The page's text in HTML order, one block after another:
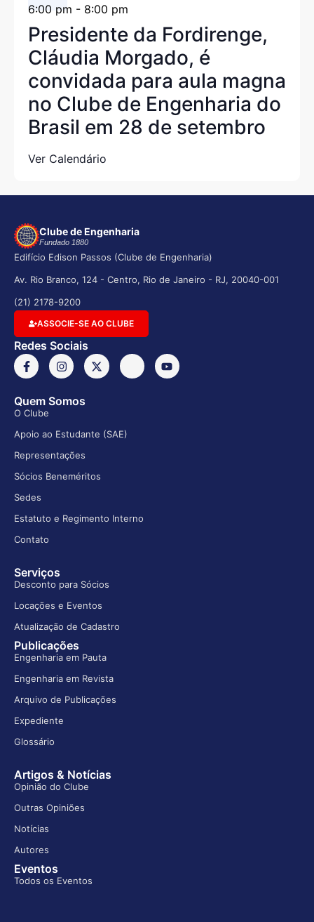
6:00 pm - 8:00 pm
Presidente da Fordirenge,
Cláudia Morgado, é
convidada para aula magna
no Clube de Engenharia do
Brasil em 28 de setembro
Ver Calendário
Clube de Engenharia
Fundado 1880
Edifício Edison Passos (Clube de Engenharia)
Av. Rio Branco, 124 - Centro, Rio de Janeiro - RJ, 20040-001
(21) 2178-9200
ASSOCIE-SE AO CLUBE
Redes Sociais
Quem Somos
O Clube
Apoio ao Estudante (SAE)
Representações
Sócios Beneméritos
Sedes
Estatuto e Regimento Interno
Contato
Serviços
Desconto para Sócios
Locações e Eventos
Atualização de Cadastro
Publicações
Engenharia em Pauta
Engenharia em Revista
Arquivo de Publicações
Expediente
Glossário
Artigos & Notícias
Opinião do Clube
Outras Opiniões
Notícias
Autores
Eventos
Todos os Eventos